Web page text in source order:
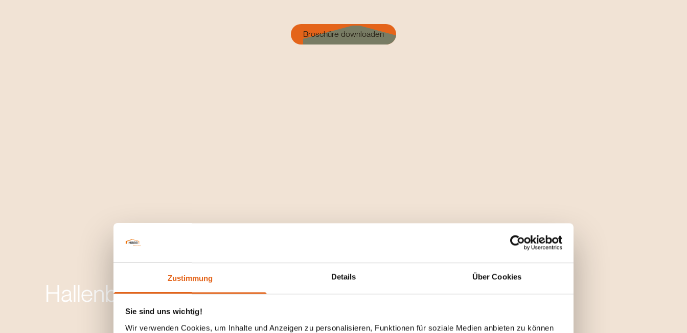
Zustimmung Details Über Cookies
Sie sind uns wichtig!
Wir verwenden Cookies, um Inhalte und Anzeigen zu personalisieren, Funktionen für soziale Medien anbieten zu können
Broschüre downloaden
Hallenbausatz Hausbausatz